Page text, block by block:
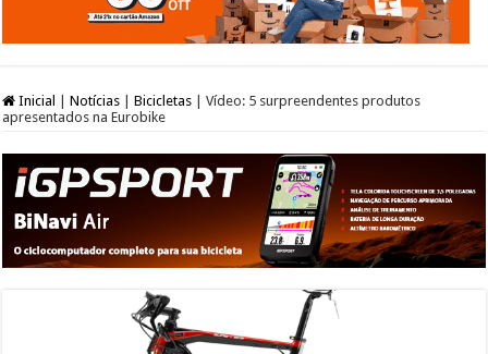
Inicial Notícias Bicicletas
Vídeo: 5 surpreendentes produtos
apresentados na Eurobike